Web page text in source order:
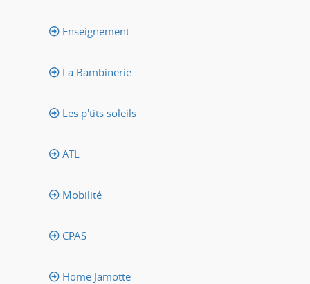
Enseignement
La Bambinerie
Les p'tits soleils
ATL
Mobilité
CPAS
Home Jamotte